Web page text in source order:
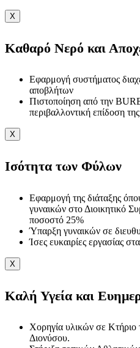
X
Καθαρό Νερό και
Εφαρμογή συστήματος
αποβλήτων
Πιστοποίηση από την
περιβαλλοντική επίδοση
X
Ισότητα των Φύλων
Εφαρμογή της διάταξης
γυναικών στο Διοικητικό
ποσοστό 25%
Ύπαρξη γυναικών σε
Ίσες ευκαιρίες εργασίας
X
Καλή Υγεία και
Χορηγία υλικών σε
Διονύσου.